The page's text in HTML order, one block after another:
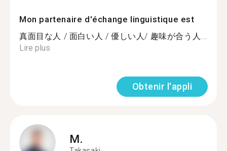
Mon partenaire d'échange linguistique est
真面目な人 / 面白い人 / 優しい人/ 趣味が合う人...
Lire plus
Obtenir l'appli
M.